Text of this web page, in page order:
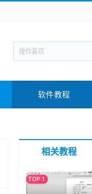
新闻阅读 旅游出行
回合网游 战棋游戏
教育教学 游戏娱乐
软件教程
相关教程